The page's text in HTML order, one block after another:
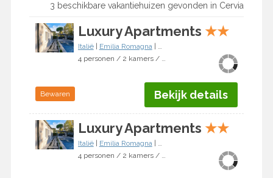
3 beschikbare vakantiehuizen gevonden in Cervia
Luxury Apartments ★★
Italië| Emilia Romagna| Cervia
4 personen / 2 kamers / 1 slaapkamer
Bewaren Bekijk details
Luxury Apartments ★★
Italië| Emilia Romagna| Cervia
4 personen / 2 kamers / 1 slaapkamer